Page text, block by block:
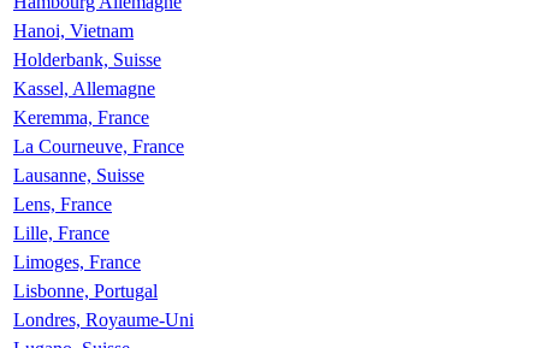
Hanoi, Vietnam
Holderbank, Suisse
Kassel, Allemagne
Keremma, France
La Courneuve, France
Lausanne, Suisse
Lens, France
Lille, France
Limoges, France
Lisbonne, Portugal
Londres, Royaume-Uni